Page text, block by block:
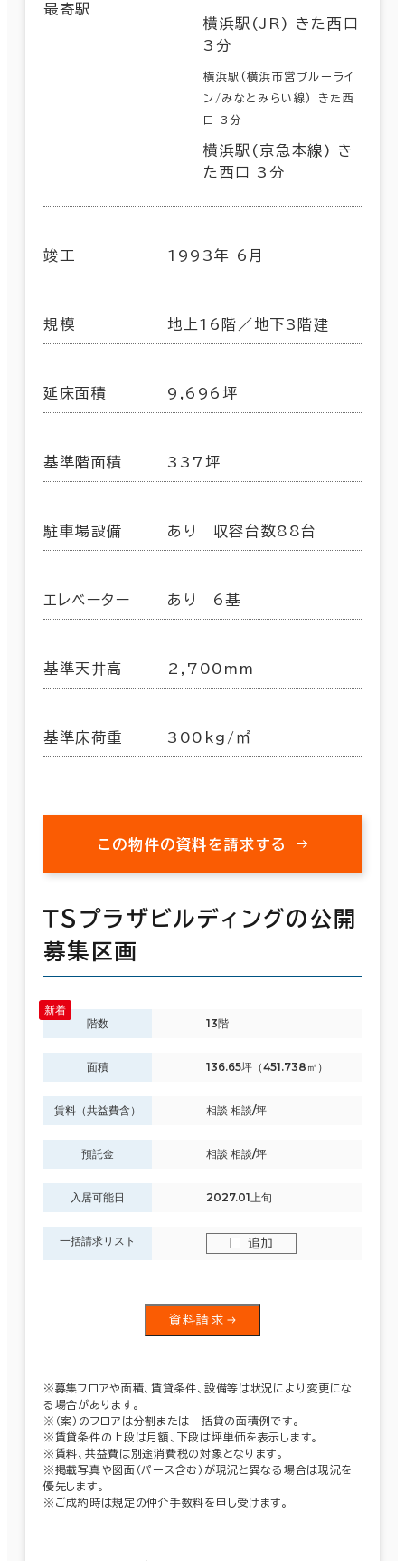
最寄駅
横浜駅(JR) きた西口
3分
横浜駅(横浜市営ブルーライ
ン/みなとみらい線) きた西
口 3分
横浜駅(京急本線) き
た西口 3分
竣工 1993年 6月
規模 地上16階／地下3階建
延床面積 9,696坪
基準階面積 337坪
駐車場設備 あり 収容台数88台
エレベーター あり 6基
基準天井高 2,700mm
基準床荷重 300kg/㎡
この物件の資料を請求する
ＴＳプラザビルディングの公開
募集区画
階数 13階
面積 136.65坪（451.738㎡）
賃料（共益費含） 相談 相談/坪
預託金 相談 相談/坪
入居可能日 2027.01上旬
一括請求リスト 追加
資料請求
※募集フロアや面積、賃貸条件、設備等は状況により変更にな
る場合があります。
※（案）のフロアは分割または一括貸の面積例です。
※賃貸条件の上段は月額、下段は坪単価を表示します。
※賃料、共益費は別途消費税の対象となります。
※掲載写真や図面（パース含む）が現況と異なる場合は現況を
優先します。
※ご成約時は規定の仲介手数料を申し受けます。